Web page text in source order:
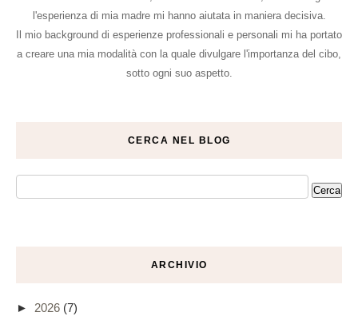
l'esperienza di mia madre mi hanno aiutata in maniera decisiva.
Il mio background di esperienze professionali e personali mi ha portato
a creare una mia modalità con la quale divulgare l'importanza del cibo,
sotto ogni suo aspetto.
CERCA NEL BLOG
ARCHIVIO
► 2026 (7)